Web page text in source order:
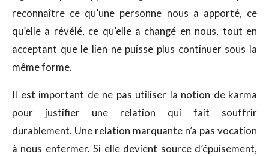
reconnaître ce qu’une personne nous a apporté, ce
qu’elle a révélé, ce qu’elle a changé en nous, tout en
acceptant que le lien ne puisse plus continuer sous la
même forme.
Il est important de ne pas utiliser la notion de karma
pour justifier une relation qui fait souffrir
durablement. Une relation marquante n’a pas vocation
à nous enfermer. Si elle devient source d’épuisement,